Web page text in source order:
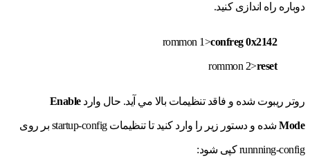
دوباره راه اندازی کنید.
rommon 1>confreg 0x2142
rommon 2>reset
روتر ریبوت شده و فاقد تنظیمات بالا مي آيد. حال واردEnable
Mode شده و دستور زير را وارد كنيد تا تنظیمات startup-config بر روی
runnning-config کپی شود: